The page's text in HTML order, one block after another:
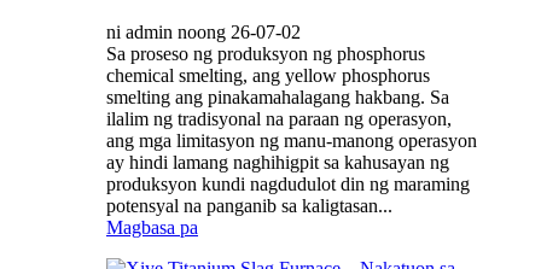
ni admin noong 26-07-02
Sa proseso ng produksyon ng phosphorus
chemical smelting, ang yellow phosphorus
smelting ang pinakamahalagang hakbang. Sa
ilalim ng tradisyonal na paraan ng operasyon,
ang mga limitasyon ng manu-manong operasyon
ay hindi lamang naghihigpit sa kahusayan ng
produksyon kundi nagdudulot din ng maraming
potensyal na panganib sa kaligtasan...
Magbasa pa